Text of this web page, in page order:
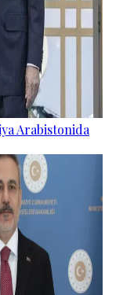
Arabistonida